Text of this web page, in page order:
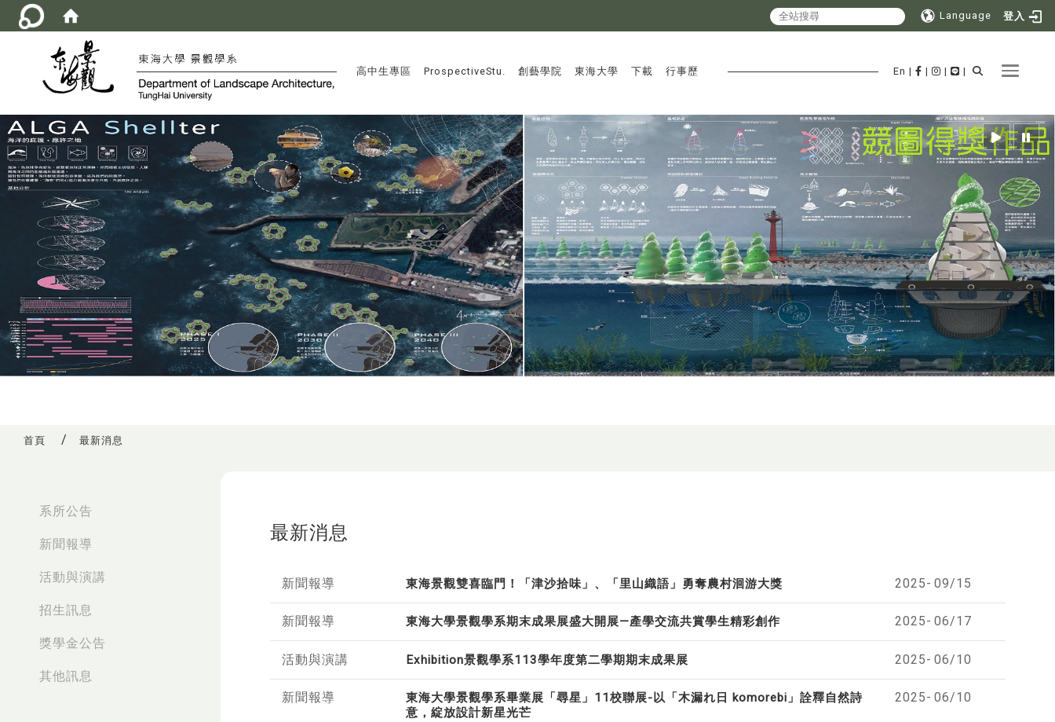
Language 登入
Toggle
:::
高中生專區 ProspectiveStu. 創藝學院 東海大學 下載 行事歷 En | | | |
首頁 最新消息
系所公告
新聞報導
活動與演講
招生訊息
獎學金公告
其他訊息
最新消息
新聞報導 東海景觀雙喜臨門！「津沙拾味」、「里山織語」勇奪農村洄游大獎 2025- 09/15
新聞報導 東海大學景觀學系期末成果展盛大開展—產學交流共賞學生精彩創作 2025- 06/17
活動與演講 Exhibition景觀學系113學年度第二學期期末成果展 2025- 06/10
新聞報導
東海大學景觀學系畢業展「尋星」11校聯展-以「木漏れ日 komorebi」詮釋自然詩
意，綻放設計新星光芒
2025- 06/10